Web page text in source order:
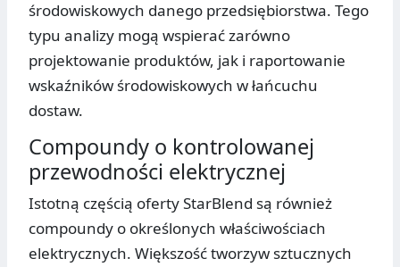
środowiskowych danego przedsiębiorstwa. Tego
typu analizy mogą wspierać zarówno
projektowanie produktów, jak i raportowanie
wskaźników środowiskowych w łańcuchu
dostaw.
Compoundy o kontrolowanej
przewodności elektrycznej
Istotną częścią oferty StarBlend są również
compoundy o określonych właściwościach
elektrycznych. Większość tworzyw sztucznych